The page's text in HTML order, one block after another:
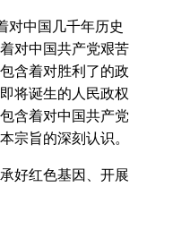
对中国几千年历史
对中国共产党艰苦
含着对胜利了的政
将诞生的人民政权
含着对中国共产党
宗旨的深刻认识。
好红色基因、开展